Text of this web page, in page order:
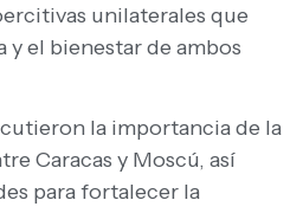
unilaterales que
el bienestar de ambos
la importancia de la
Caracas y Moscú, así
para fortalecer la